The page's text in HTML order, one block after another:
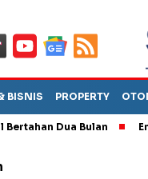
BISNIS PROPERTY
Dua Bulan Empat